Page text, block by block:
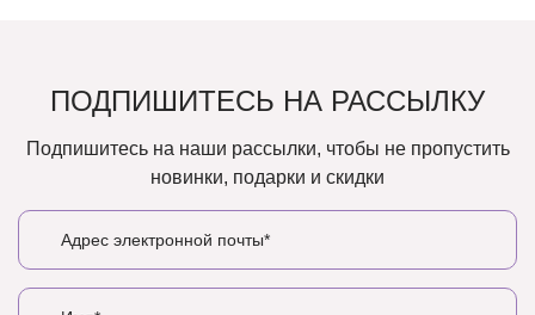
ПОДПИШИТЕСЬ НА РАССЫЛКУ
Подпишитесь на наши рассылки, чтобы не пропустить
новинки, подарки и скидки